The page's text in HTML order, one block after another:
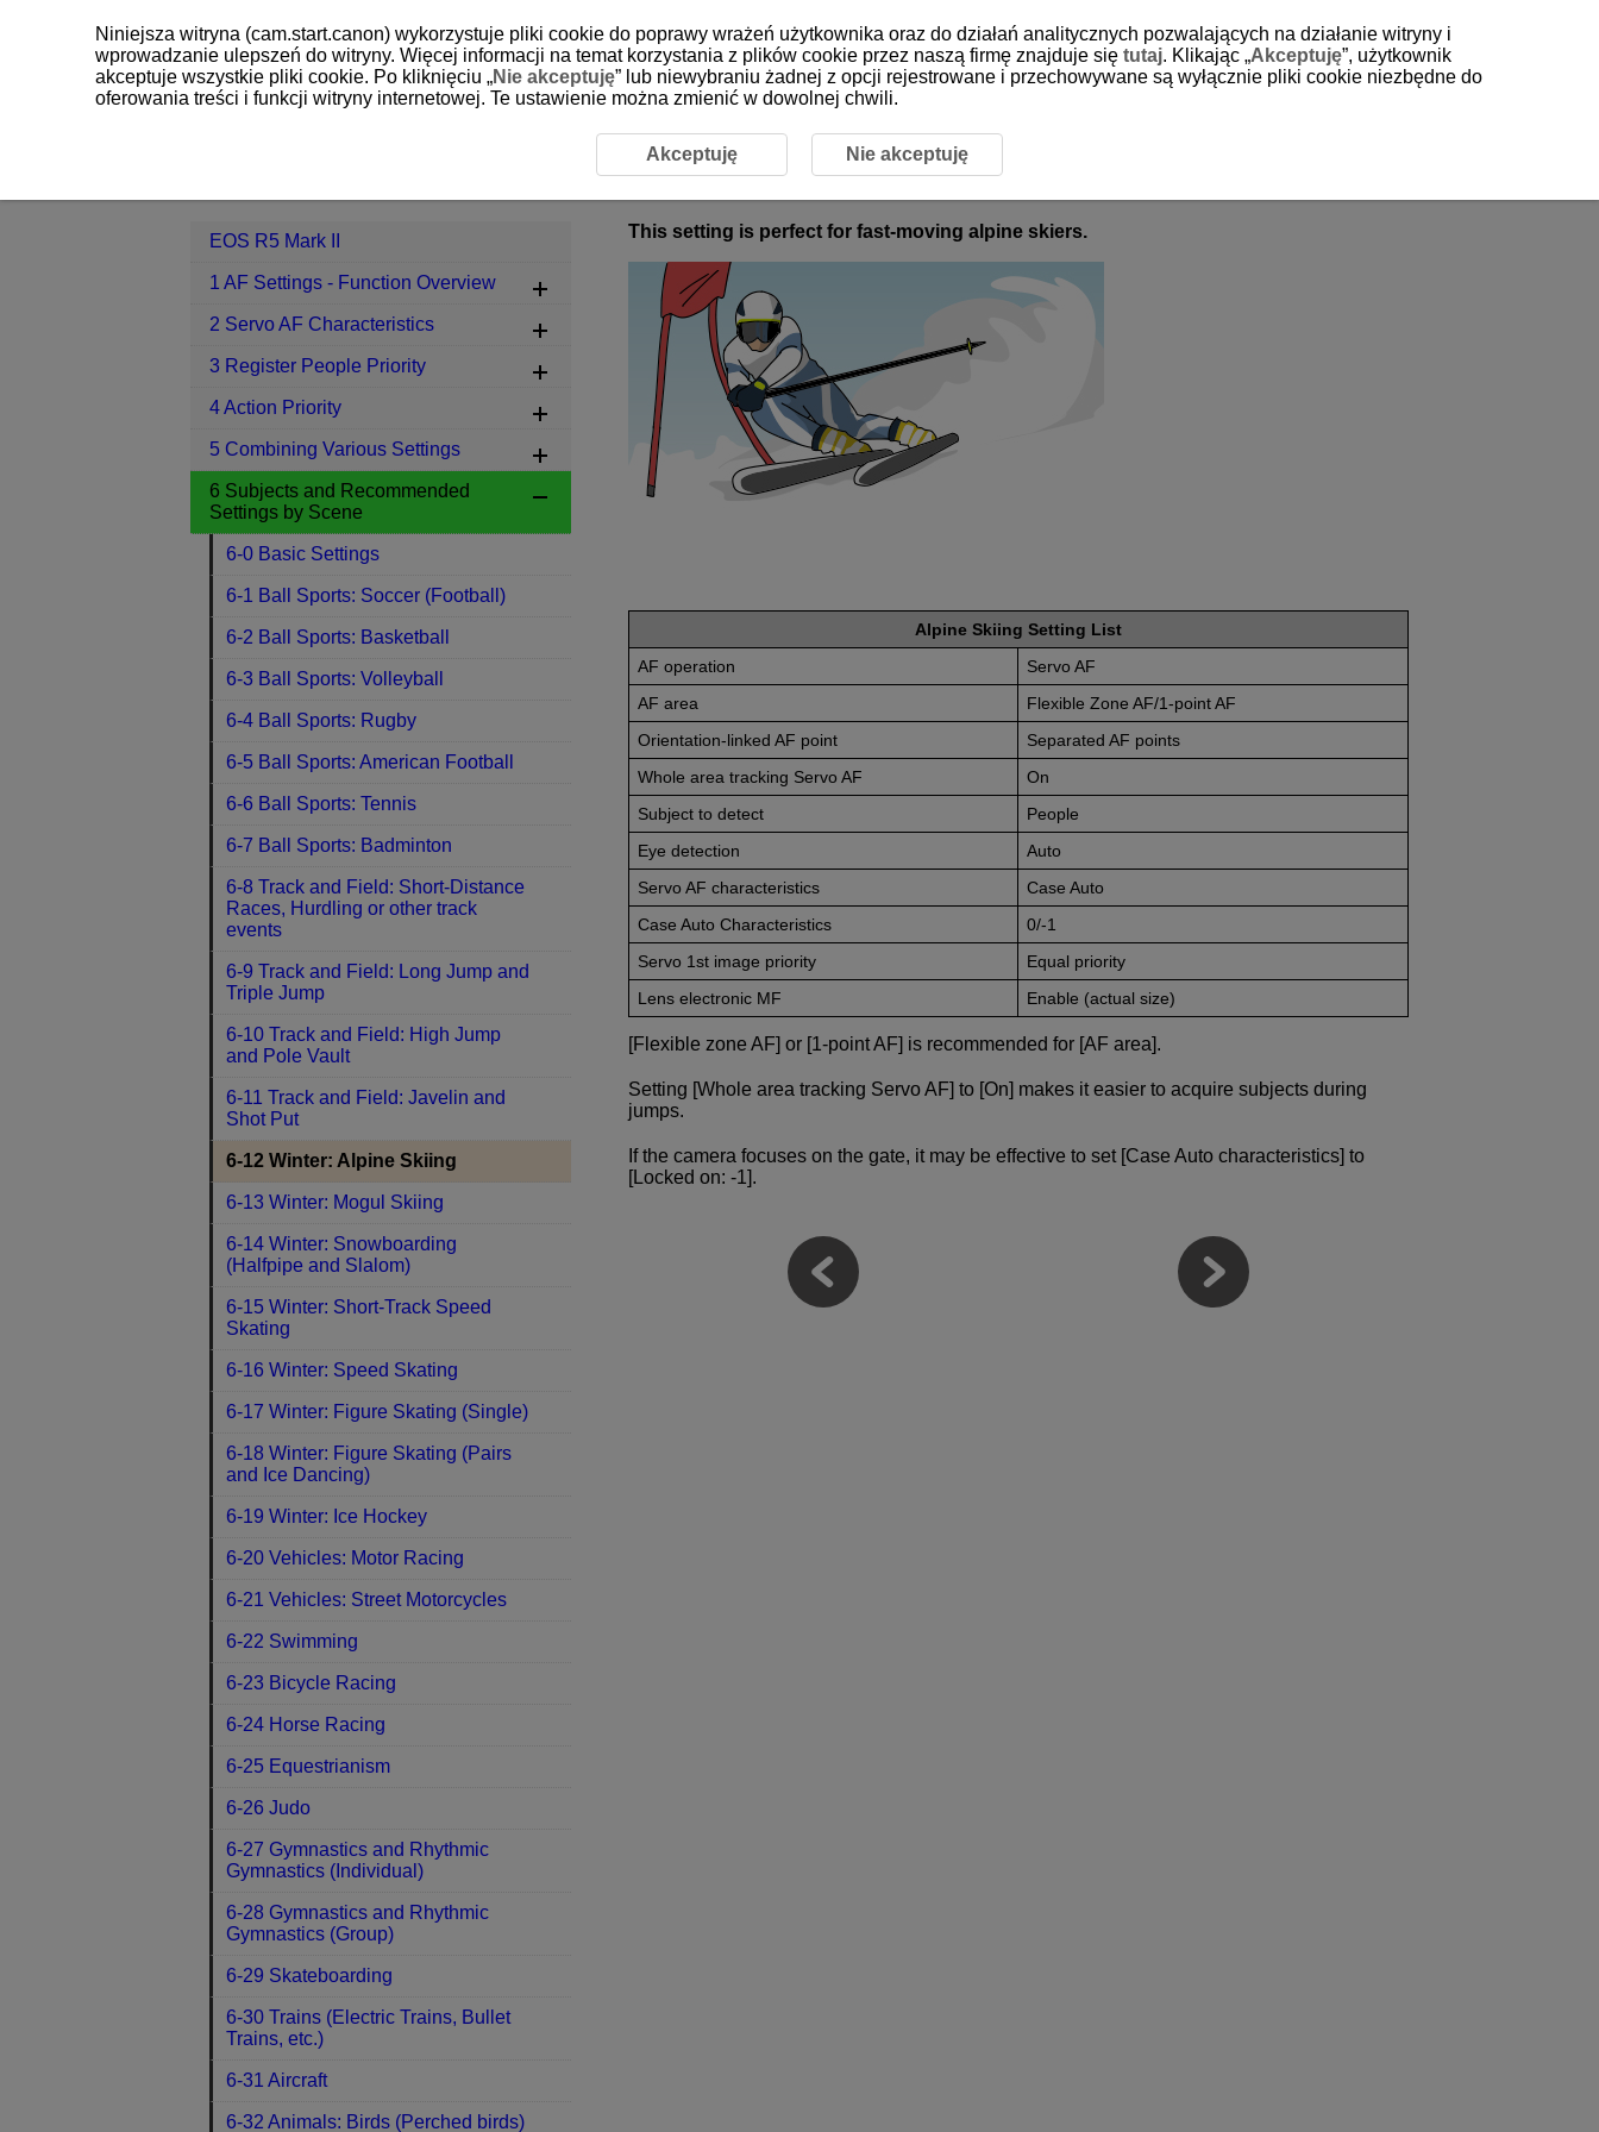
EOS R5 Mark II 6 Subjects and Recommended Settings by Scene 6-12 Winter: Alpine Skiing
6-12 Winter: Alpine Skiing
This setting is perfect for fast-moving alpine skiers.
Alpine Skiing Setting List
AF operation
Servo AF
AF area
Flexible Zone AF/1-point AF
Orientation-linked AF point
Separated AF points
Whole area tracking Servo AF
On
Subject to detect
People
Eye detection
Auto
Servo AF characteristics
Case Auto
Case Auto Characteristics
0/-1
Servo 1st image priority
Equal priority
Lens electronic MF
Enable (actual size)
[Flexible zone AF] or [1-point AF] is recommended for [AF area].
Setting [Whole area tracking Servo AF] to [On] makes it easier to acquire subjects during
jumps.
If the camera focuses on the gate, it may be effective to set [Case Auto characteristics] to
[Locked on: -1].
EOS R5 Mark II
1 AF Settings - Function Overview
2 Servo AF Characteristics
3 Register People Priority
4 Action Priority
5 Combining Various Settings
6 Subjects and Recommended
Settings by Scene
6-0 Basic Settings
6-1 Ball Sports: Soccer (Football)
6-2 Ball Sports: Basketball
6-3 Ball Sports: Volleyball
6-4 Ball Sports: Rugby
6-5 Ball Sports: American Football
6-6 Ball Sports: Tennis
6-7 Ball Sports: Badminton
6-8 Track and Field: Short-Distance
Races, Hurdling or other track
events
6-9 Track and Field: Long Jump and
Triple Jump
6-10 Track and Field: High Jump
and Pole Vault
6-11 Track and Field: Javelin and
Shot Put
6-12 Winter: Alpine Skiing
6-13 Winter: Mogul Skiing
6-14 Winter: Snowboarding
(Halfpipe and Slalom)
6-15 Winter: Short-Track Speed
Skating
6-16 Winter: Speed Skating
6-17 Winter: Figure Skating (Single)
6-18 Winter: Figure Skating (Pairs
and Ice Dancing)
6-19 Winter: Ice Hockey
6-20 Vehicles: Motor Racing
6-21 Vehicles: Street Motorcycles
6-22 Swimming
6-23 Bicycle Racing
6-24 Horse Racing
6-25 Equestrianism
6-26 Judo
6-27 Gymnastics and Rhythmic
Gymnastics (Individual)
6-28 Gymnastics and Rhythmic
Gymnastics (Group)
6-29 Skateboarding
6-30 Trains (Electric Trains, Bullet
Trains, etc.)
6-31 Aircraft
6-32 Animals: Birds (Perched birds)
Niniejsza witryna (cam.start.canon) wykorzystuje pliki cookie do poprawy wrażeń użytkownika oraz do działań analitycznych pozwalających na działanie witryny i
wprowadzanie ulepszeń do witryny. Więcej informacji na temat korzystania z plików cookie przez naszą firmę znajduje się tutaj. Klikając „Akceptuję”, użytkownik
akceptuje wszystkie pliki cookie. Po kliknięciu „Nie akceptuję” lub niewybraniu żadnej z opcji rejestrowane i przechowywane są wyłącznie pliki cookie niezbędne do
oferowania treści i funkcji witryny internetowej. Te ustawienie można zmienić w dowolnej chwili.
Akceptuję Nie akceptuję